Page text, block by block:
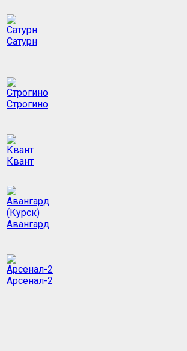
Сатурн
Строгино
Квант
Авангард
Арсенал-2